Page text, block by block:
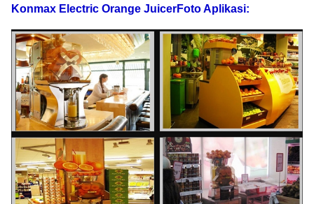
Konmax Electric Orange JuicerFoto Aplikasi: